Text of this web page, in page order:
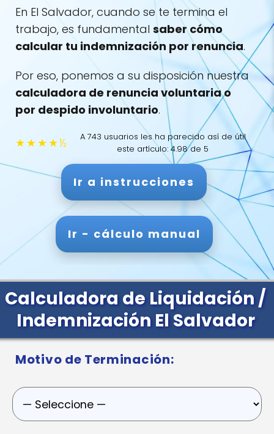
En El Salvador, cuando se te termina el
trabajo, es fundamental saber cómo
calcular tu indemnización por renuncia.
Por eso, ponemos a su disposición nuestra
calculadora de renuncia voluntaria o
por despido involuntario.
★★★★½
A 743 usuarios les ha parecido así de útil
este artículo: 4.98 de 5
Ir a instrucciones
Ir - cálculo manual
Calculadora de Liquidación /
Indemnización El Salvador
Motivo de Terminación: